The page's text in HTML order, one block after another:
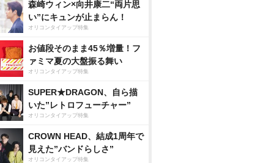
森崎ウィン×向井康二“両片思
い”にキュンが止まらん！
オリコンタイアップ特集
お値段そのまま45％増量！フ
ァミマ夏の大盤振る舞い
オリコンタイアップ特集
SUPER★DRAGON、自ら描
いた”レトロフューチャー”
オリコンタイアップ特集
CROWN HEAD、結成1周年で
見えた”バンドらしさ”
オリコンタイアップ特集